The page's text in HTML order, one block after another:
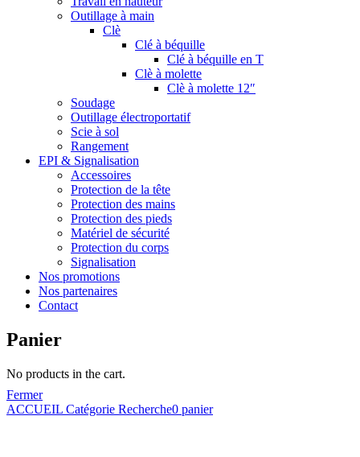
Outillage à main
Clè
Clé à béquille
Clé à béquille en T
Clè à molette
Clè à molette 12″
Soudage
Outillage électroportatif
Scie à sol
Rangement
EPI & Signalisation
Accessoires
Protection de la tête
Protection des mains
Protection des pieds
Matériel de sécurité
Protection du corps
Signalisation
Nos promotions
Nos partenaires
Contact
Panier
No products in the cart.
Fermer
ACCUEIL Catégorie Recherche0 panier